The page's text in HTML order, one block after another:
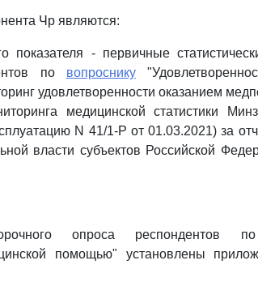
Чр являются:
показателя - первичные
по вопроснику
удовлетворенности оказанием
медицинской статистики
N 41/1-Р от 01.03.2021) за
власти субъектов Российской
опроса респондентов по
помощью" установлены